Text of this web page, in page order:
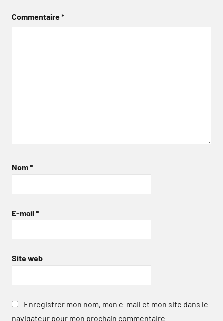
Commentaire*
Nom*
E-mail *
Site web
Enregistrer mon nom, mon e-mail et mon site dans le
navigateur pour mon prochain commentaire.